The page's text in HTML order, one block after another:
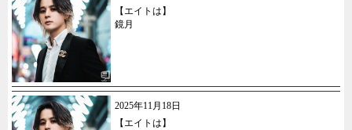
【エイトは】
鏡月
2025年11月18日
【エイトは】